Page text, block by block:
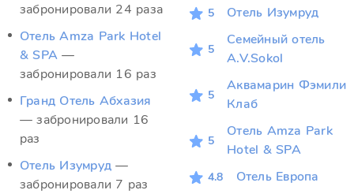
забронировали 24 раза
Отель Amza Park Hotel
& SPA —
забронировали 16 раз
Гранд Отель Абхазия
— забронировали 16
раз
Отель Изумруд —
забронировали 7 раз
5 Отель Изумруд
5
Семейный отель
A.V.Sokol
5
Аквамарин Фэмили
Клаб
5
Отель Amza Park
Hotel & SPA
4.8 Отель Европа